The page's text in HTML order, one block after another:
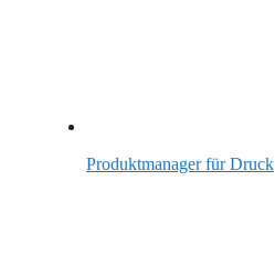
Produktmanager für Druck